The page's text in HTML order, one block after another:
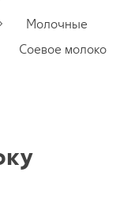
Молочные
Соевое молоко